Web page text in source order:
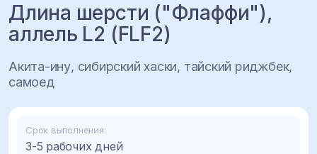
Длина шерсти ("Флаффи"),
аллель L2 (FLF2)
Акита-ину, сибирский хаски, тайский риджбек,
самоед
Срок выполнения:
3-5 рабочих дней